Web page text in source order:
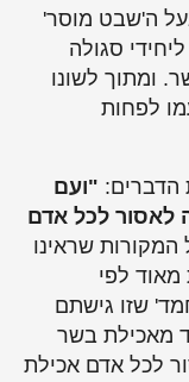
ה'שבט מוסר'
סגולה
ומתוך לשונו
לפחות
"ועם
לכל אדם
שראינו
לפי
שזו גישתם
מאכילת בשר
לכל אדם אכילת